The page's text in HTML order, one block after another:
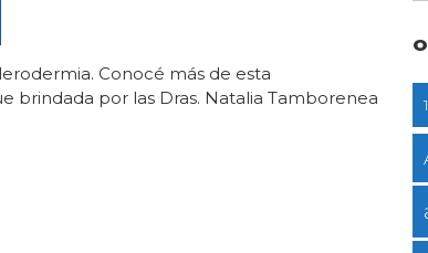
Conocé más de esta
brindada por las Dras. Natalia Tamborenea